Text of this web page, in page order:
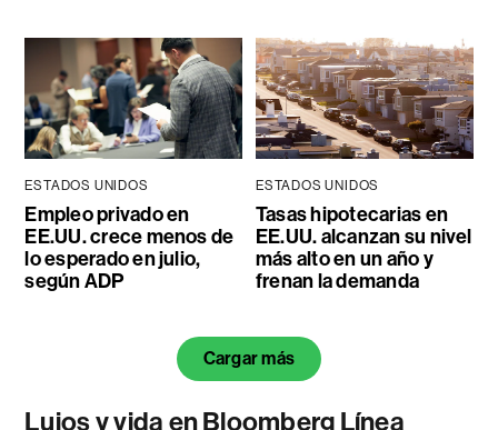
ESTADOS UNIDOS
Empleo privado en
EE.UU. crece menos de
lo esperado en julio,
según ADP
ESTADOS UNIDOS
Tasas hipotecarias en
EE.UU. alcanzan su nivel
más alto en un año y
frenan la demanda
Cargar más
Lujos y vida en Bloomberg Línea